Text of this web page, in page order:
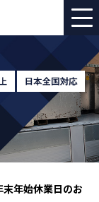
年始休業日のお